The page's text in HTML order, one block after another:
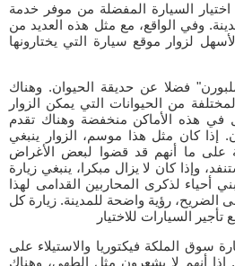
السيارة المفضلة من موفر خدمة
وفي الواقع، مع مثل هذه العديد من
لزوار موقع سيارة التي يختارونها
فضلا عن حديقة الحيوان. وهناك
من الحيوانات التي يمكن الزوار
في هذه الأماكن منخفضة وهناك تقدم
إذا كان مثل هذا موسم، الزوار ينبغي
على ما أنهم قد قضوا لبعض الأغراض
وإذا كان لا يزال مبكرا، ينبغي زيارة
أحياء لذكرى المحاربين القدامى لهذا
الضريح، رؤية واضحة للمدينة. زيارة كل
سوق الملكة فيكتوريا والاستيلاء على
إذا أنهم لا يشعرون مثل الطهي، وهناك